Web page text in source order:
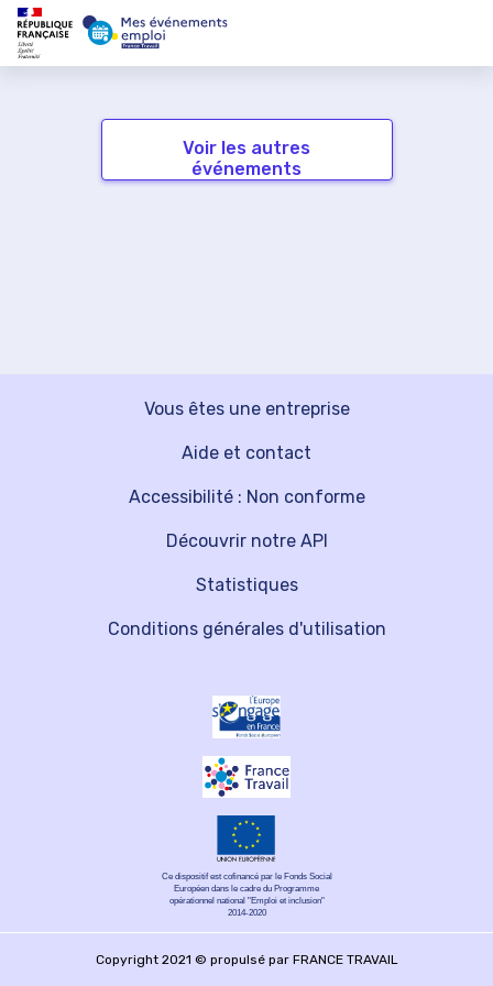
Voir les autres
événements
Vous êtes une entreprise
Découvrir notre API
Aide et contact
Statistiques
Accessibilité : Non conforme
Conditions générales d'utilisation
Ce dispositif est cofinancé par le Fonds Social
Européen dans le cadre du Programme
opérationnel national "Emploi et inclusion"
2014-2020
Copyright 2021 © propulsé par FRANCE TRAVAIL